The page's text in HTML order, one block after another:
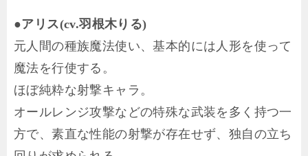
●アリス(cv.羽根木りる)
元人間の種族魔法使い、基本的には人形を使って
魔法を行使する。
ほぼ純粋な射撃キャラ。
オールレンジ攻撃などの特殊な武装を多く持つ一
方で、素直な性能の射撃が存在せず、独自の立ち